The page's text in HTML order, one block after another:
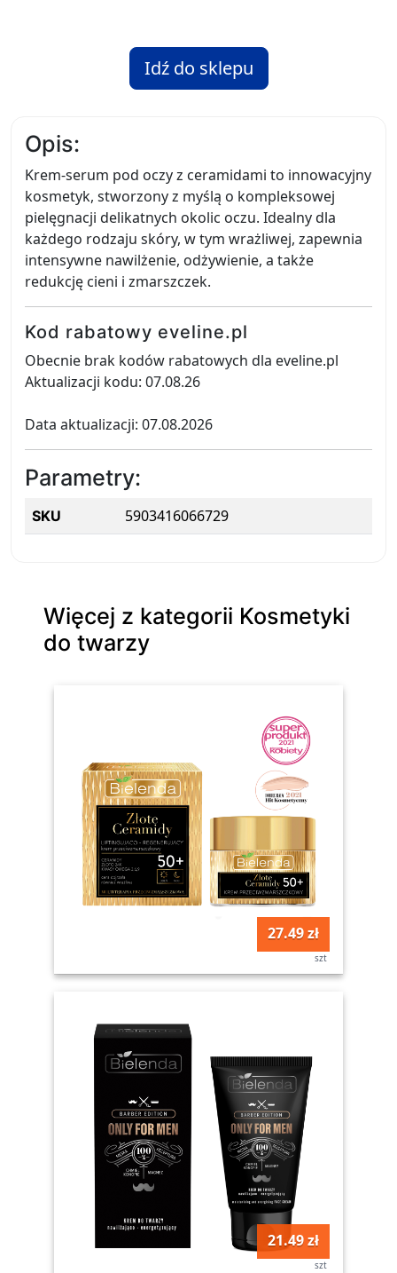
Idź do sklepu
Opis:
Krem-serum pod oczy z ceramidami to innowacyjny
kosmetyk, stworzony z myślą o kompleksowej
pielęgnacji delikatnych okolic oczu. Idealny dla
każdego rodzaju skóry, w tym wrażliwej, zapewnia
intensywne nawilżenie, odżywienie, a także
redukcję cieni i zmarszczek.
Kod rabatowy eveline.pl
Obecnie brak kodów rabatowych dla eveline.pl
Aktualizacji kodu: 07.08.26
Data aktualizacji: 07.08.2026
Parametry:
SKU 5903416066729
Więcej z kategorii Kosmetyki
do twarzy
27.49 zł
szt
21.49 zł
szt